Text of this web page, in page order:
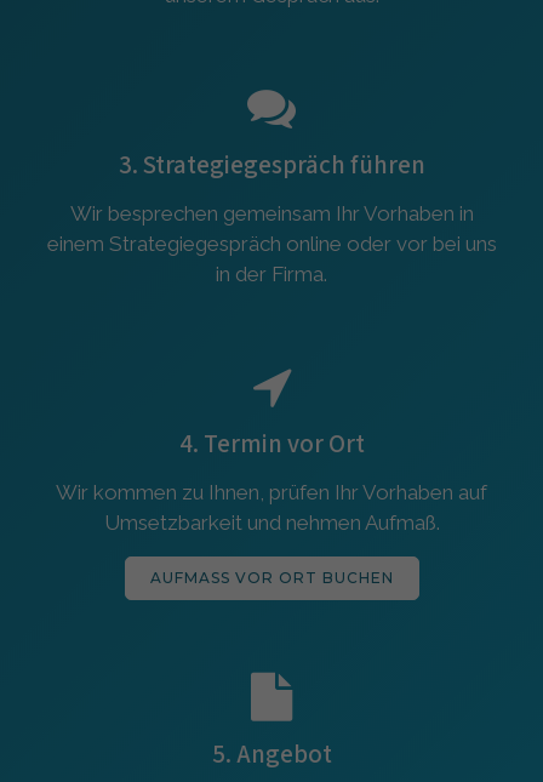
3. Strategiegespräch führen
Wir besprechen gemeinsam Ihr Vorhaben in
einem Strategiegespräch online oder vor bei uns
in der Firma.
4. Termin vor Ort
Wir kommen zu Ihnen, prüfen Ihr Vorhaben auf
Umsetzbarkeit und nehmen Aufmaß.
AUFMASS VOR ORT BUCHEN
5. Angebot